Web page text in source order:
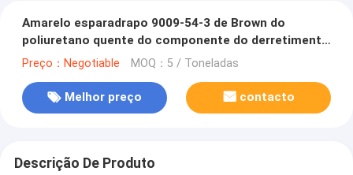
Amarelo esparadrapo 9009-54-3 de Brown do
poliuretano quente do componente do derretimento
dois
Preço：Negotiable MOQ：5 / Toneladas
Melhor preço contacto
Descrição De Produto